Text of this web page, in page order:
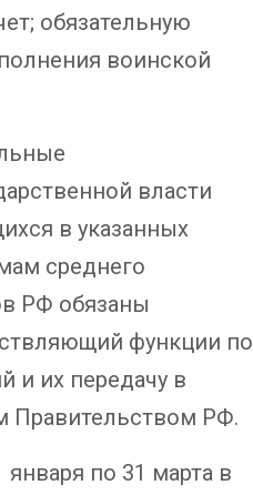
обязательную
воинской
власти
в указанных
среднего
РФ обязаны
функции по
и их передачу в
Правительством РФ.
по 31 марта в